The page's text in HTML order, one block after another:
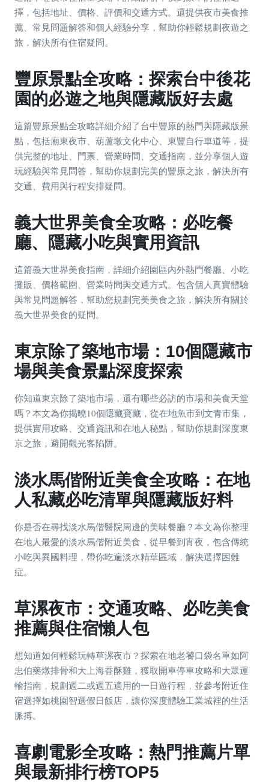
擇，包括地址、價格、評價和交通方式。還提供夜市美食推
薦、常見問題解答和個人經驗分享，幫助你輕鬆規劃夜遊之
旅，解決所有住宿疑問。
豐原景點全攻略：探索台中後花
園的必遊之地與隱藏版好去處
這篇豐原景點全攻略詳細介紹了台中豐原的熱門與隱藏版景
點，包括廟東夜市、葫蘆墩文化中心、東豐自行車道等，提
供完整的地址、門票、營業時間、交通指南，並分享個人遊
玩經驗與常見問答，幫助你規劃完美的豐原之旅，解決所有
交通、費用與行程安排疑問。
義大世界美食全攻略：必吃餐
廳、隱藏小吃與實用資訊
這篇義大世界美食指南，詳細介紹園區內外熱門餐廳、小吃
攤販、價格範圍、營業時間與交通方式。包含個人真實體驗
與常見問題解答，幫助您規劃完美美食之旅，解決所有關於
義大世界美食的疑問。
東京除了築地市場：10個隱藏市
場與美食景點深度探索
你知道東京除了築地市場，還有哪些必訪的市場和美食天堂
嗎？本文為你揭曉10個隱藏寶藏，從在地魚市到文青市集，
提供實用攻略、交通資訊和在地人秘點，幫助你規劃深度東
京之旅，避開觀光客陷阱。
淡水馬偕附近美食全攻略：在地
人私藏必吃清單與隱藏版好料
你是否在尋找淡水馬偕醫院周邊的美味餐廳？本文為你整理
在地人最愛的淡水馬偕附近美食，從早餐到宵夜，包含傳統
小吃與異國料理，帶你吃遍淡水精華區域，解決選擇困難
症。
草漯夜市：交通攻略、必吃美食
推薦與住宿懶人包
想知道如何輕鬆玩轉草漯夜市？探索在地老饕口袋名單如阿
忠伯藥燉排骨和大上海香酥雞，獲取開車停車攻略和大眾運
輸指南，規劃週二或週五適用的一日遊行程，並參考附近住
宿選擇如桃園智選假日飯店，讓你深度體驗工業城裡的生活
脈搏。
喜劇電影全攻略：熱門推薦片單
與最新排行榜TOP5